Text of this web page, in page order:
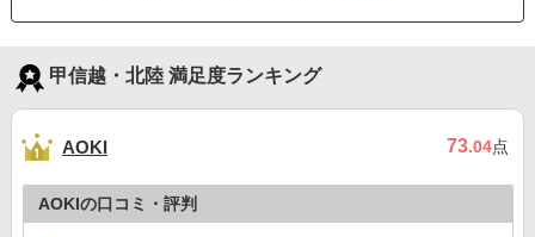
甲信越・北陸 満足度ランキング
AOKI 73.04点
AOKIの口コミ・評判